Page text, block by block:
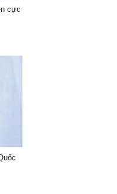
cực